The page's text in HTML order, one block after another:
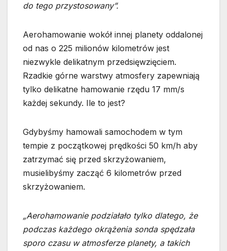
do tego przystosowany”.
Aerohamowanie wokół innej planety oddalonej
od nas o 225 milionów kilometrów jest
niezwykle delikatnym przedsięwzięciem.
Rzadkie górne warstwy atmosfery zapewniają
tylko delikatne hamowanie rzędu 17 mm/s
każdej sekundy. Ile to jest?
Gdybyśmy hamowali samochodem w tym
tempie z początkowej prędkości 50 km/h aby
zatrzymać się przed skrzyżowaniem,
musielibyśmy zacząć 6 kilometrów przed
skrzyżowaniem.
„Aerohamowanie podziałało tylko dlatego, że
podczas każdego okrążenia sonda spędzała
sporo czasu w atmosferze planety, a takich